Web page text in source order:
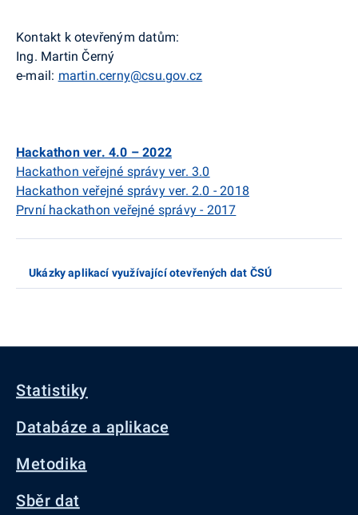
Kontakt k otevřeným datům:
Ing. Martin Černý
e-mail: martin.cerny@csu.gov.cz
Hackathon ver. 4.0 – 2022
Hackathon veřejné správy ver. 3.0
Hackathon veřejné správy ver. 2.0 - 2018
První hackathon veřejné správy - 2017
Ukázky aplikací využívající otevřených dat ČSÚ
Statistiky
Databáze a aplikace
Metodika
Sběr dat